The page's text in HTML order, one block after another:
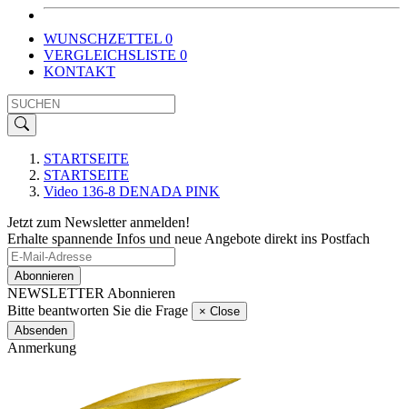
WUNSCHZETTEL 0
VERGLEICHSLISTE 0
KONTAKT
STARTSEITE
STARTSEITE
Video 136-8 DENADA PINK
Jetzt zum Newsletter anmelden!
Erhalte spannende Infos und neue Angebote direkt ins Postfach
Abonnieren
NEWSLETTER Abonnieren
Bitte beantworten Sie die Frage
× Close
Absenden
Anmerkung